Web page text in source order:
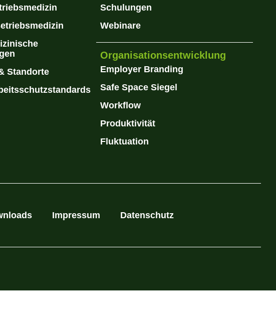
Standorte
Schulungen
Webinare
Organisationsentwicklung
Employer Branding
Safe Space Siegel
Workflow
Produktivität
Fluktuation
Impressum Datenschutz